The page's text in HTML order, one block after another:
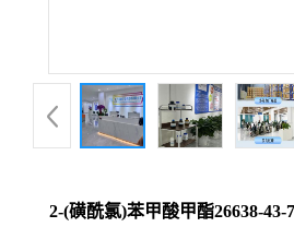
2-(磺酰氯)苯甲酸甲酯26638-43-7